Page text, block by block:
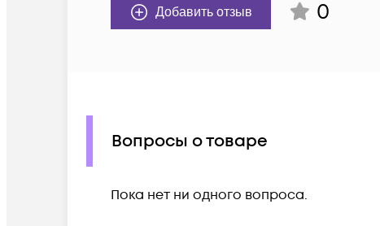
Добавить отзыв 0
Вопросы о товаре
Пока нет ни одного вопроса.